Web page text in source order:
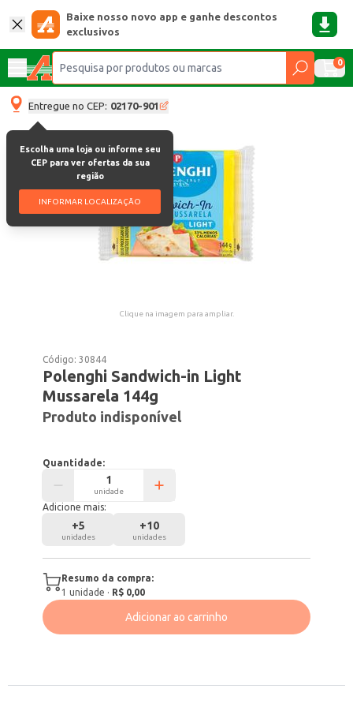
Baixe nosso novo app e ganhe descontos
exclusivos
0
Entregue no CEP: 02170-901
Escolha uma loja ou informe seu
CEP para ver ofertas da sua
região
INFORMAR LOCALIZAÇÃO
Clique na imagem para ampliar.
Código:30844
Polenghi Sandwich-in Light
Mussarela 144g
Produto indisponível
Quantidade:
unidade
Adicione mais:
+5
unidades
+10
unidades
Resumo da compra:
1 unidade · R$ 0,00
Adicionar ao carrinho